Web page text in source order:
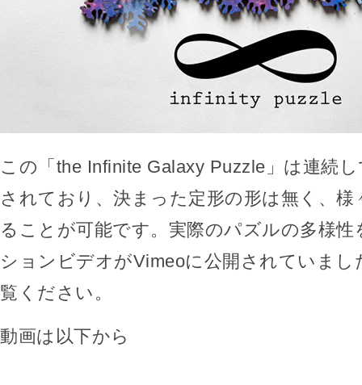
この「the Infinite Galaxy Puzzle」は連続
されており、決まった定形の形は無く、様
ることが可能です。実際のパズルの多様
ションビデオがVimeoに公開されていまし
覧ください。
動画は以下から